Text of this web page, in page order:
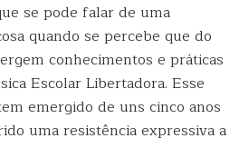
se pode falar de uma
quando se percebe que do
conhecimentos e práticas
Escolar Libertadora. Esse
emergido de uns cinco anos
uma resistência expressiva a